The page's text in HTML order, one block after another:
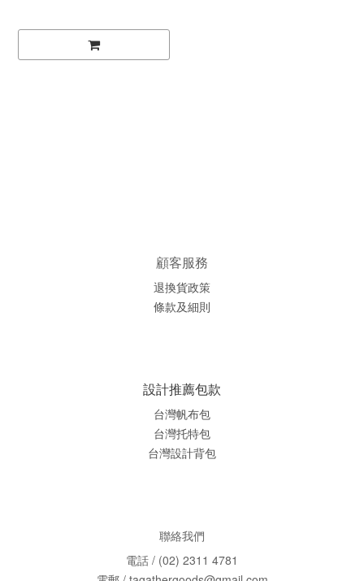
顧客服務
退換貨政策
條款及細則
設計推薦包款
台灣帆布包
台灣托特包
台灣設計背包
聯絡我們
電話 / (02) 2311 4781